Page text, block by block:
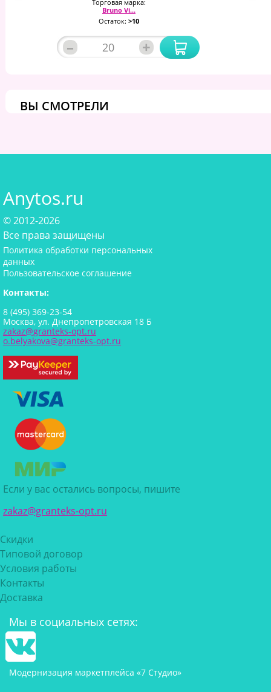
Торговая марка:
Bruno Vi...
Остаток: >10
– +
ВЫ СМОТРЕЛИ
Anytos.ru
© 2012-2026
Все права защищены
Политика обработки персональных
данных
Пользовательское соглашение
Контакты:
8 (495) 369-23-54
Москва, ул. Днепропетровская 18 Б
zakaz@granteks-opt.ru
o.belyakova@granteks-opt.ru
Если у вас остались вопросы, пишите
zakaz@granteks-opt.ru
Скидки
Типовой договор
Условия работы
Контакты
Доставка
Мы в социальных сетях:
Модернизация маркетплейса «7 Студио»